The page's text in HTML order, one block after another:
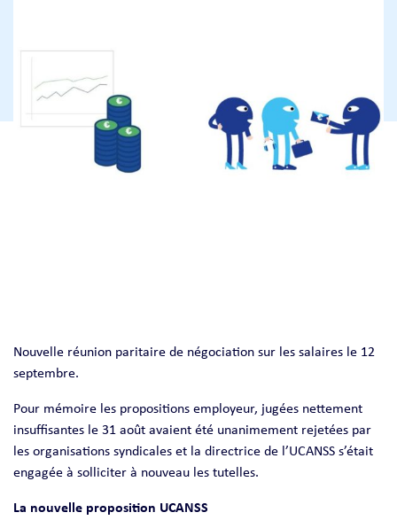
Nouvelle réunion paritaire de négociation sur les salaires le 12
septembre.
Pour mémoire les propositions employeur, jugées nettement
insuffisantes le 31 août avaient été unanimement rejetées par
les organisations syndicales et la directrice de l’UCANSS s’était
engagée à solliciter à nouveau les tutelles.
La nouvelle proposition UCANSS